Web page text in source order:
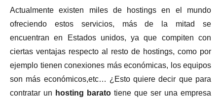
Actualmente existen miles de hostings en el mundo
ofreciendo estos servicios, más de la mitad se
encuentran en Estados unidos, ya que compiten con
ciertas ventajas respecto al resto de hostings, como por
ejemplo tienen conexiones más económicas, los equipos
son más económicos,etc… ¿Esto quiere decir que para
contratar un hosting barato tiene que ser una empresa